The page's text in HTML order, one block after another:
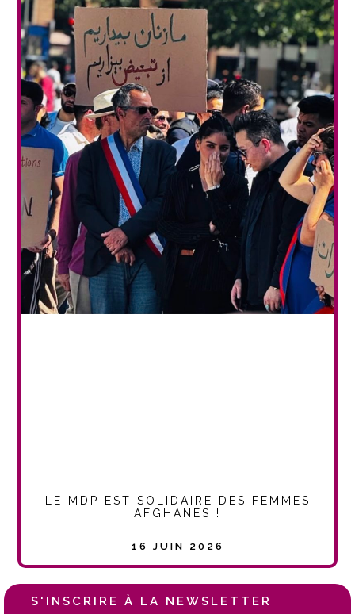
LE MDP EST SOLIDAIRE DES FEMMES
AFGHANES !
16 JUIN 2026
S'INSCRIRE À LA NEWSLETTER